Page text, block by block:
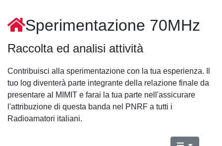
Sperimentazione 70MHz
Raccolta ed analisi attività
Contribuisci alla sperimentazione con la tua esperienza. Il
tuo log diventerà parte integrante della relazione finale da
presentare al MIMIT e farai la tua parte nell'assicurare
l'attribuzione di questa banda nel PNRF a tutti i
Radioamatori italiani.